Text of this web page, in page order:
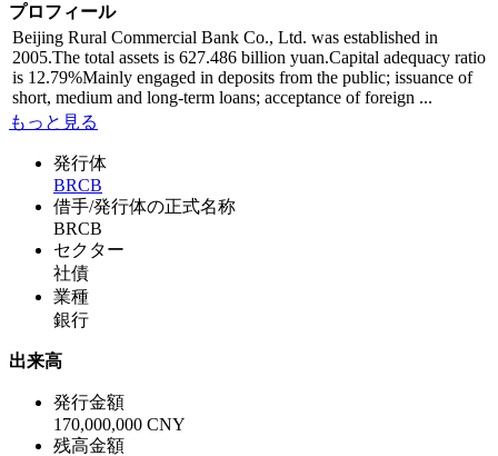
プロフィール
Beijing Rural Commercial Bank Co., Ltd. was established in
2005.The total assets is 627.486 billion yuan.Capital adequacy ratio
is 12.79%Mainly engaged in deposits from the public; issuance of
short, medium and long-term loans; acceptance of foreign ...
もっと見る
発行体
BRCB
借手/発行体の正式名称
BRCB
セクター
社債
業種
銀行
出来高
発行金額
170,000,000 CNY
残高金額